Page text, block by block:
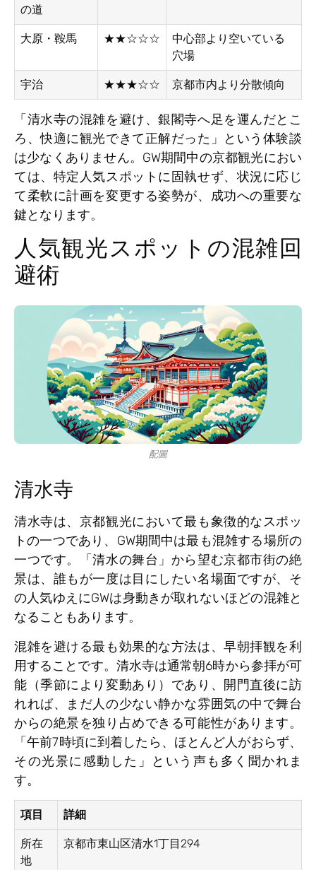
の道
大原・鞍馬 ★★☆☆☆
中心部より空いている
穴場
宇治 ★★★☆☆ 京都市内より分散傾向
「清水寺の混雑を避け、銀閣寺へ足を運んだとこ
ろ、快適に観光できて正解だった」という体験談
は少なくありません。GW期間中の京都観光におい
ては、特定人気スポットに固執せず、状況に応じ
て柔軟に計画を変更する姿勢が、成功への重要な
鍵となります。
人気観光スポットの混雑回
避術
配圖
清水寺
清水寺は、京都観光において最も象徴的なスポッ
トの一つであり、GW期間中は最も混雑する場所の
一つです。「清水の舞台」から望む京都市街の絶
景は、誰もが一度は目にしたい名場面ですが、そ
の人気ゆえにGWは身動きが取れないほどの混雑と
なることもあります。
混雑を避ける最も効果的な方法は、早朝拝観を利
用することです。清水寺は通常朝6時から参拝が可
能（季節により変動あり）であり、開門直後に訪
れれば、まだ人の少ない静かな雰囲気の中で舞台
からの絶景を独り占めできる可能性があります。
「午前7時頃に到着したら、ほとんど人がおらず、
その光景に感動した」という声も多く聞かれま
す。
項目 詳細
所在
地
京都市東山区清水1丁目294